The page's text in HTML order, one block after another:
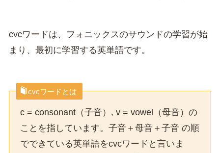
cvcワードは、フォニックスのサウンドの学習が始
まり、最初に学習する英単語です。
cvcワードとは
c = consonant（子音）, v = vowel（母音）の
ことを指しています。子音＋母音＋子音 の順
でできている英単語をcvcワードと言いま